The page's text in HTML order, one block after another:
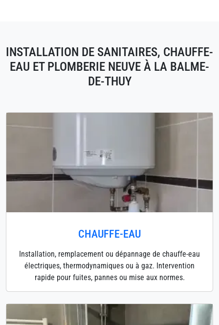
INSTALLATION DE SANITAIRES, CHAUFFE-
EAU ET PLOMBERIE NEUVE À LA BALME-
DE-THUY
CHAUFFE-EAU
Installation, remplacement ou dépannage de chauffe-eau
électriques, thermodynamiques ou à gaz. Intervention
rapide pour fuites, pannes ou mise aux normes.